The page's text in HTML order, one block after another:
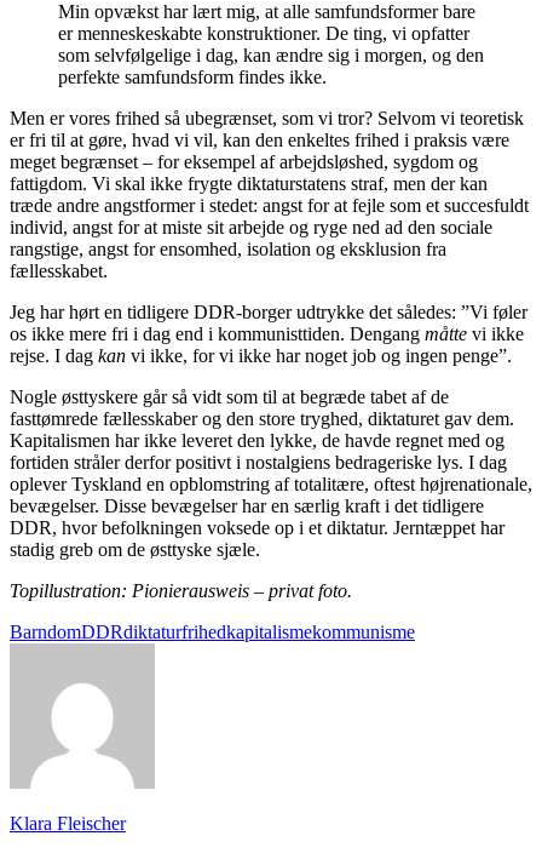
Min opvækst har lært mig, at alle samfundsformer bare
er menneskeskabte konstruktioner. De ting, vi opfatter
som selvfølgelige i dag, kan ændre sig i morgen, og den
perfekte samfundsform findes ikke.
Men er vores frihed så ubegrænset, som vi tror? Selvom vi teoretisk
er fri til at gøre, hvad vi vil, kan den enkeltes frihed i praksis være
meget begrænset – for eksempel af arbejdsløshed, sygdom og
fattigdom. Vi skal ikke frygte diktaturstatens straf, men der kan
træde andre angstformer i stedet: angst for at fejle som et succesfuldt
individ, angst for at miste sit arbejde og ryge ned ad den sociale
rangstige, angst for ensomhed, isolation og eksklusion fra
fællesskabet.
Jeg har hørt en tidligere DDR-borger udtrykke det således: ”Vi føler
os ikke mere fri i dag end i kommunisttiden. Dengang måtte vi ikke
rejse. I dag kan vi ikke, for vi ikke har noget job og ingen penge”.
Nogle østtyskere går så vidt som til at begræde tabet af de
fasttømrede fællesskaber og den store tryghed, diktaturet gav dem.
Kapitalismen har ikke leveret den lykke, de havde regnet med og
fortiden stråler derfor positivt i nostalgiens bedrageriske lys. I dag
oplever Tyskland en opblomstring af totalitære, oftest højrenationale,
bevægelser. Disse bevægelser har en særlig kraft i det tidligere
DDR, hvor befolkningen voksede op i et diktatur. Jerntæppet har
stadig greb om de østtyske sjæle.
Topillustration: Pionierausweis – privat foto.
BarndomDDRdiktaturfrihedkapitalismekommunisme
Klara Fleischer